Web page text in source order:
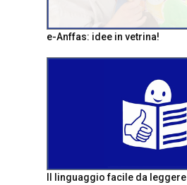
e-Anffas: idee in vetrina!
Il linguaggio facile da leggere